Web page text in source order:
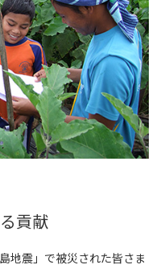
貢献
地震」で被災された皆さま